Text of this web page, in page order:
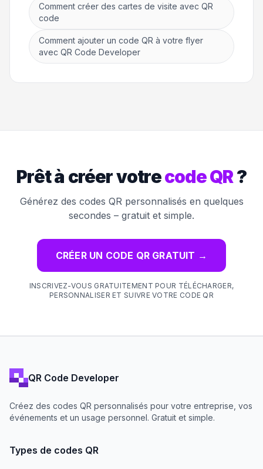
Comment créer des cartes de visite avec QR
code
Comment ajouter un code QR à votre flyer
avec QR Code Developer
Prêt à créer votrecode QR?
Générez des codes QR personnalisés en quelques
secondes – gratuit et simple.
CRÉER UN CODE QR GRATUIT →
INSCRIVEZ-VOUS GRATUITEMENT POUR TÉLÉCHARGER,
PERSONNALISER ET SUIVRE VOTRE CODE QR
QR Code Developer
Créez des codes QR personnalisés pour votre entreprise, vos
événements et un usage personnel. Gratuit et simple.
Types de codes QR